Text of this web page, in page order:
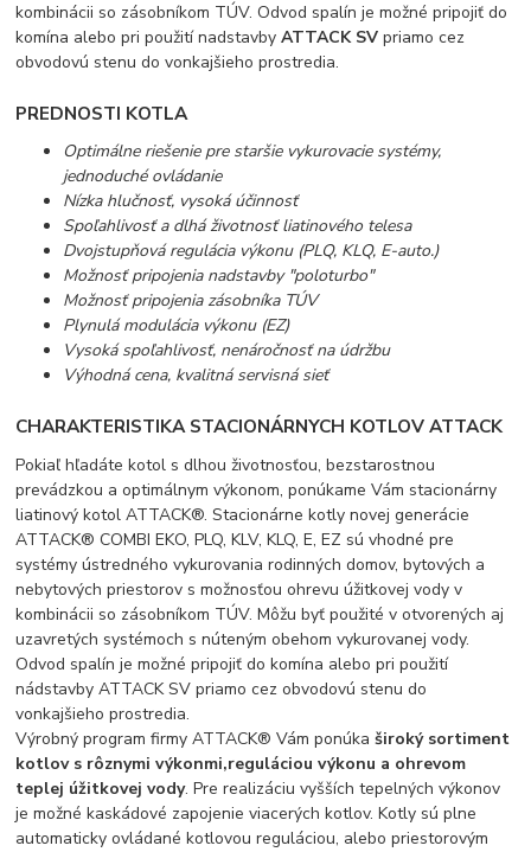
kombinácii so zásobníkom TÚV. Odvod spalín je možné pripojiť do
komína alebo pri použití nadstavbyATTACK SV priamo cez
obvodovú stenu do vonkajšieho prostredia.
PREDNOSTI KOTLA
Optimálne riešenie pre staršie vykurovacie systémy,
jednoduché ovládanie
Nízka hlučnosť, vysoká účinnosť
Spoľahlivosť a dlhá životnosť liatinového telesa
Dvojstupňová regulácia výkonu (PLQ, KLQ, E-auto.)
Možnosť pripojenia nadstavby "poloturbo"
Možnosť pripojenia zásobníka TÚV
Plynulá modulácia výkonu (EZ)
Vysoká spoľahlivosť, nenáročnosť na údržbu
Výhodná cena, kvalitná servisná sieť
CHARAKTERISTIKA STACIONÁRNYCH KOTLOV ATTACK
Pokiaľ hľadáte kotol s dlhou životnosťou, bezstarostnou
prevádzkou a optimálnym výkonom, ponúkame Vám stacionárny
liatinový kotol ATTACK®. Stacionárne kotly novej generácie
ATTACK® COMBI EKO, PLQ, KLV, KLQ, E, EZ sú vhodné pre
systémy ústredného vykurovania rodinných domov, bytových a
nebytových priestorov s možnosťou ohrevu úžitkovej vody v
kombinácii so zásobníkom TÚV. Môžu byť použité v otvorených aj
uzavretých systémoch s núteným obehom vykurovanej vody.
Odvod spalín je možné pripojiť do komína alebo pri použití
nádstavby ATTACK SV priamo cez obvodovú stenu do
vonkajšieho prostredia.
Výrobný program firmy ATTACK® Vám ponúkaširoký sortiment
kotlov s rôznymi výkonmi,reguláciou výkonu a ohrevom
teplej úžitkovej vody. Pre realizáciu vyšších tepelných výkonov
je možné kaskádové zapojenie viacerých kotlov. Kotly sú plne
automaticky ovládané kotlovou reguláciou, alebo priestorovým